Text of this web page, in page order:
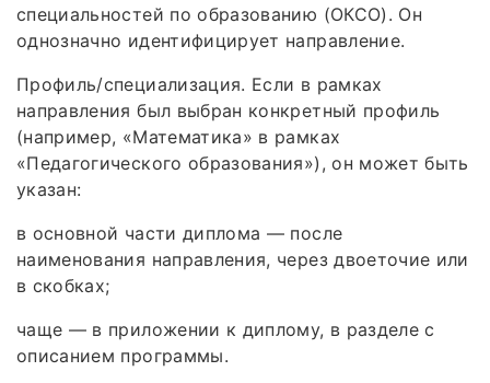
специальностей по образованию (ОКСО). Он
однозначно идентифицирует направление.
Профиль/специализация. Если в рамках
направления был выбран конкретный профиль
(например, «Математика» в рамках
«Педагогического образования»), он может быть
указан:
в основной части диплома — после
наименования направления, через двоеточие или
в скобках;
чаще — в приложении к диплому, в разделе с
описанием программы.